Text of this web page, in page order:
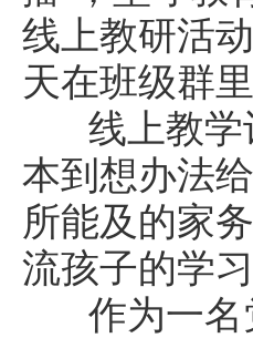
线上教研活
天在班级群
线上教学
本到想办法
所能及的家
流孩子的学
作为一名